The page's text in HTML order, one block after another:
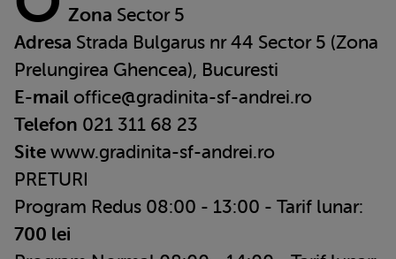
Zona Sector 5
Adresa Strada Bulgarus nr 44 Sector 5 (Zona
Prelungirea Ghencea), Bucuresti
E-mail office@gradinita-sf-andrei.ro
Telefon 021 311 68 23
Site www.gradinita-sf-andrei.ro
PRETURI
Program Redus 08:00 - 13:00 - Tarif lunar:
700 lei